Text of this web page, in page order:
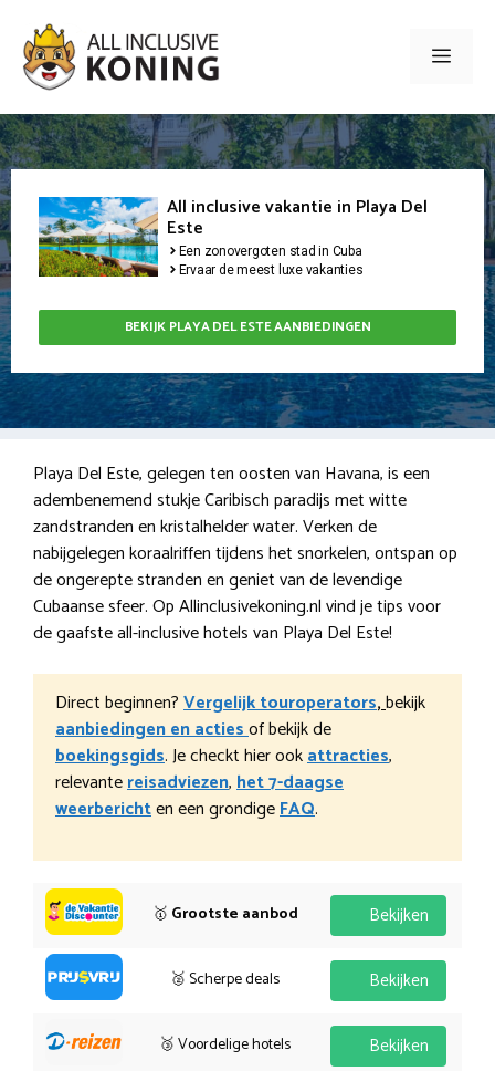
naar
inhoud
Menu
All inclusive vakantie in Playa Del
Este
Een zonovergoten stad in Cuba
Ervaar de meest luxe vakanties
BEKIJK PLAYA DEL ESTE AANBIEDINGEN
Playa Del Este, gelegen ten oosten van Havana, is een
adembenemend stukje Caribisch paradijs met witte
zandstranden en kristalhelder water. Verken de
nabijgelegen koraalriffen tijdens het snorkelen, ontspan op
de ongerepte stranden en geniet van de levendige
Cubaanse sfeer. Op Allinclusivekoning.nl vind je tips voor
de gaafste all-inclusive hotels van Playa Del Este!
Direct beginnen?Vergelijk touroperators,bekijk
aanbiedingen en actiesof bekijk de
boekingsgids. Je checkt hier ookattracties,
relevantereisadviezen,het 7-daagse
weerberichten een grondigeFAQ.
🥇 Grootste aanbod Bekijken
🥈 Scherpe deals Bekijken
🥉 Voordelige hotels Bekijken